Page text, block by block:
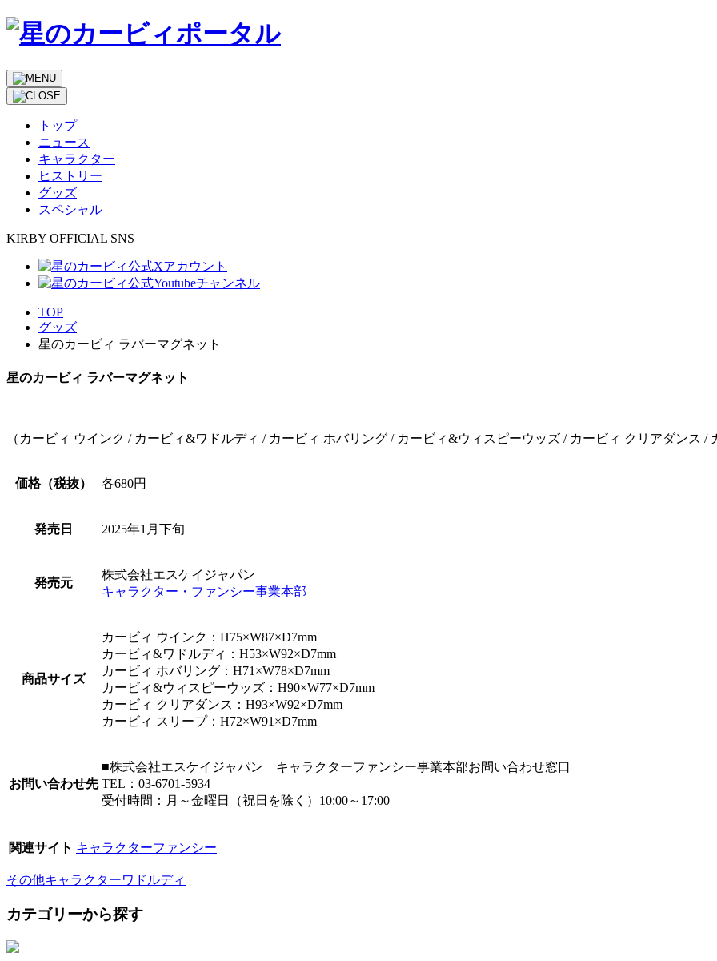
トップ
ニュース
キャラクター
ヒストリー
グッズ
スペシャル
KIRBY OFFICIAL SNS
TOP
グッズ
星のカービィ ラバーマグネット
星のカービィ ラバーマグネット
（カービィ ウインク / カービィ&ワドルディ / カービィ ホバリング / カービィ&ウィスピーウッズ / カービィ クリアダンス /
価格（税抜） 各680円
発売日 2025年1月下旬
発売元
株式会社エスケイジャパン
キャラクター・ファンシー事業本部
商品サイズ
カービィ ウインク：H75×W87×D7mm
カービィ&ワドルディ：H53×W92×D7mm
カービィ ホバリング：H71×W78×D7mm
カービィ&ウィスピーウッズ：H90×W77×D7mm
カービィ クリアダンス：H93×W92×D7mm
カービィ スリープ：H72×W91×D7mm
お問い合わせ先
■株式会社エスケイジャパン キャラクターファンシー事業本部お問い合わせ窓口
TEL：03-6701-5934
受付時間：月～金曜日（祝日を除く）10:00～17:00
関連サイト キャラクターファンシー
その他キャラクターワドルディ
カテゴリーから探す